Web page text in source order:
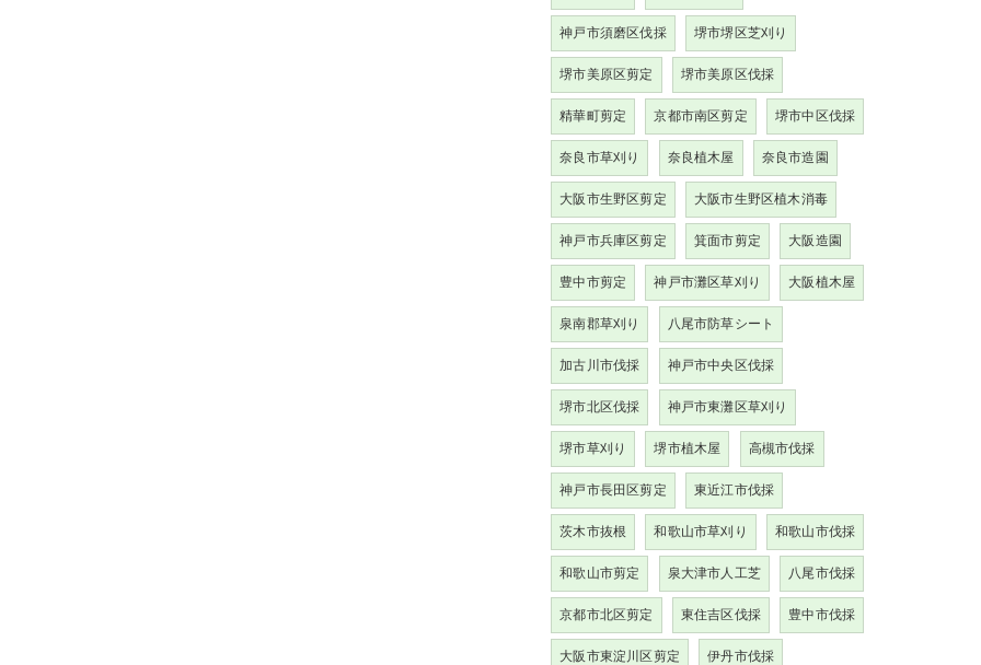
神戸市須磨区伐採 堺市堺区芝刈り
堺市美原区剪定 堺市美原区伐採
精華町剪定 京都市南区剪定 堺市中区伐採
奈良市草刈り 奈良植木屋 奈良市造園
大阪市生野区剪定 大阪市生野区植木消毒
神戸市兵庫区剪定 箕面市剪定 大阪造園
豊中市剪定 神戸市灘区草刈り 大阪植木屋
泉南郡草刈り 八尾市防草シート
加古川市伐採 神戸市中央区伐採
堺市北区伐採 神戸市東灘区草刈り
堺市草刈り 堺市植木屋 高槻市伐採
神戸市長田区剪定 東近江市伐採
茨木市抜根 和歌山市草刈り 和歌山市伐採
和歌山市剪定 泉大津市人工芝 八尾市伐採
京都市北区剪定 東住吉区伐採 豊中市伐採
大阪市東淀川区剪定 伊丹市伐採